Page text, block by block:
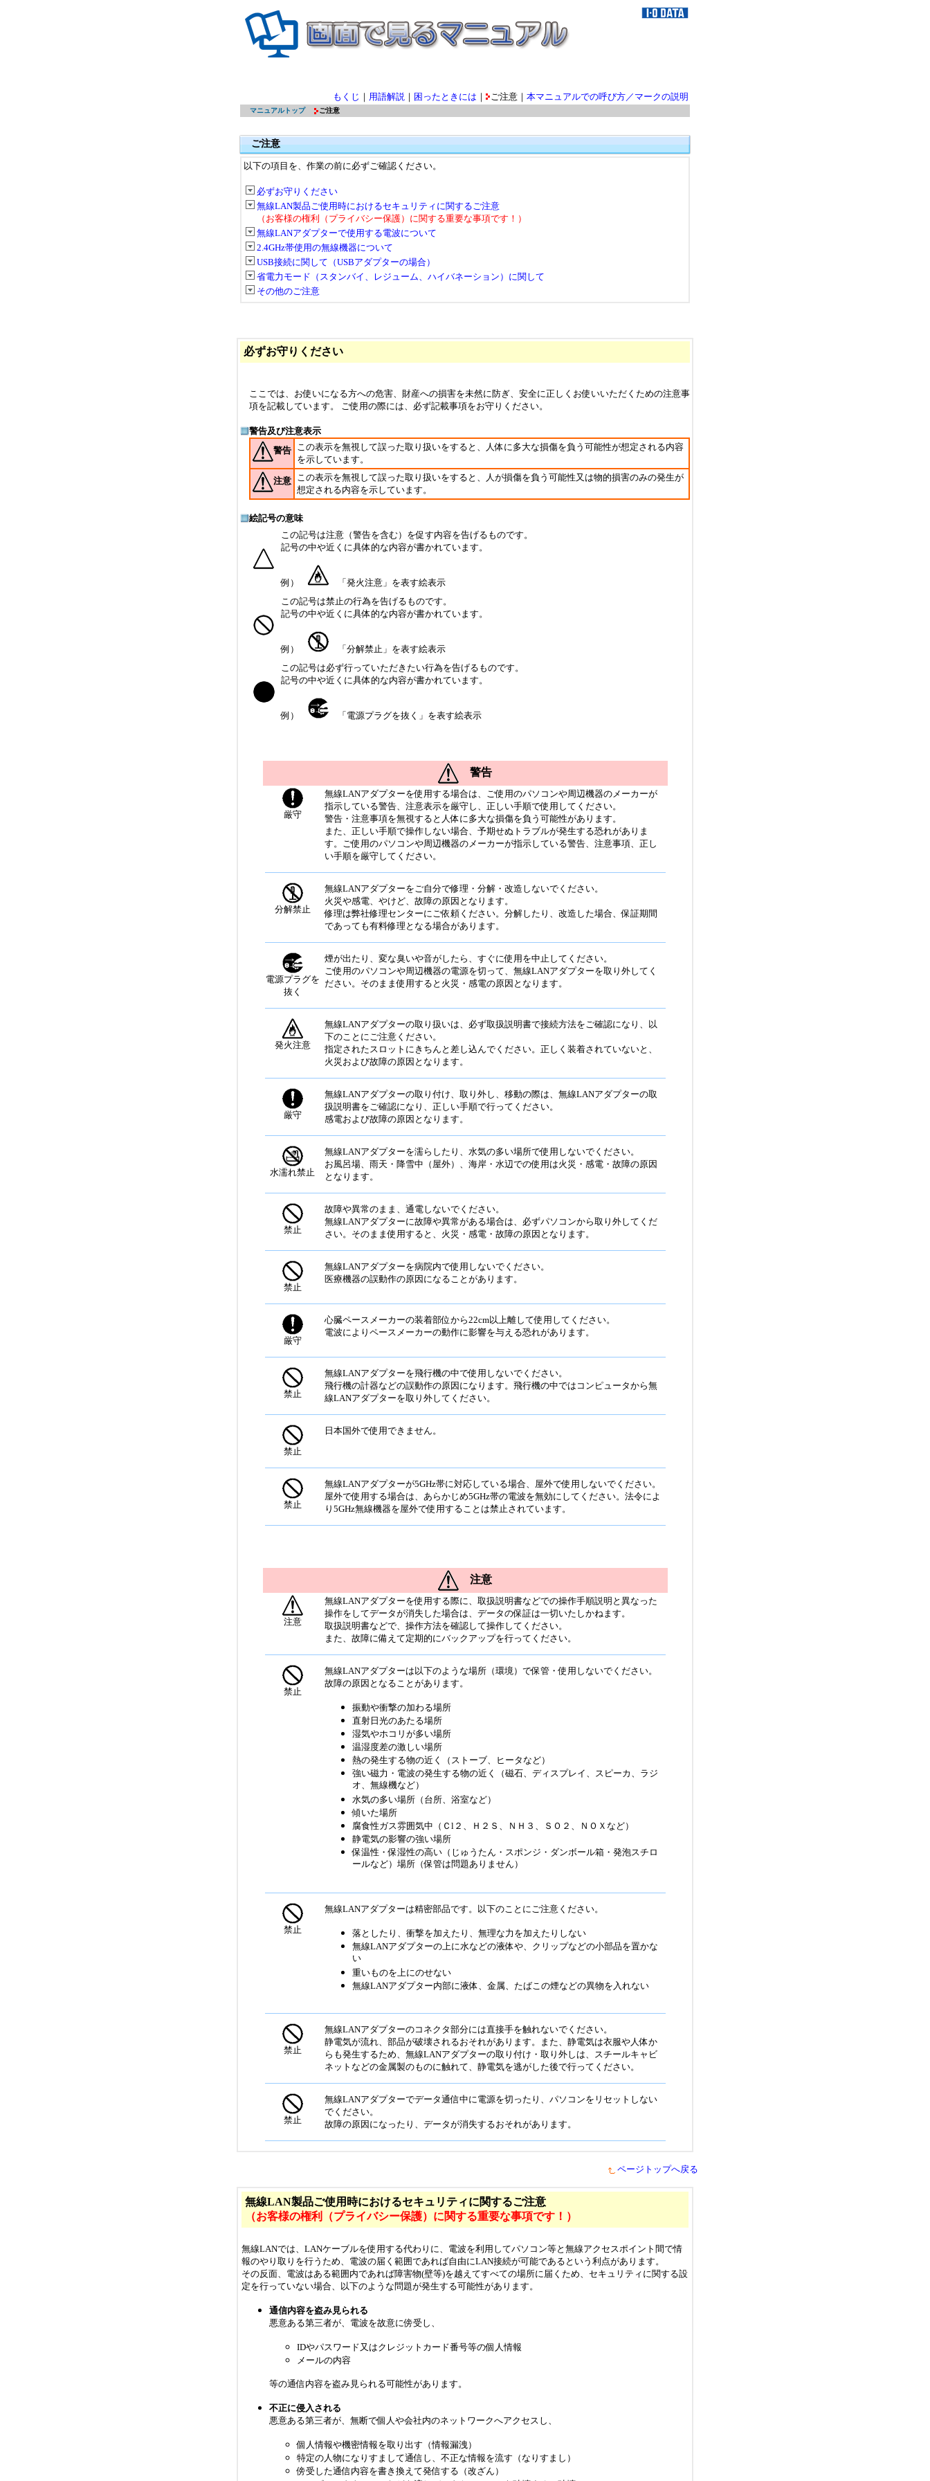
もくじ ｜ 用語解説 ｜ 困ったときには ｜ ご注意｜ 本マニュアルでの呼び方／マークの説明
マニュアルトップ ご注意
ご注意
以下の項目を、作業の前に必ずご確認ください。
必ずお守りください
無線LAN製品ご使用時におけるセキュリティに関するご注意
（お客様の権利（プライバシー保護）に関する重要な事項です！）
無線LANアダプターで使用する電波について
2.4GHz帯使用の無線機器について
USB接続に関して（USBアダプターの場合）
省電力モード（スタンバイ、レジューム、ハイバネーション）に関して
その他のご注意
必ずお守りください
ここでは、お使いになる方への危害、財産への損害を未然に防ぎ、安全に正しくお使いいただくための注意事
項を記載しています。 ご使用の際には、必ず記載事項をお守りください。
警告及び注意表示
警告 この表示を無視して誤った取り扱いをすると、人体に多大な損傷を負う可能性が想定される内容
を示しています。
注意 この表示を無視して誤った取り扱いをすると、人が損傷を負う可能性又は物的損害のみの発生が
想定される内容を示しています。
絵記号の意味
この記号は注意（警告を含む）を促す内容を告げるものです。
記号の中や近くに具体的な内容が書かれています。
例）
「発火注意」を表す絵表示
この記号は禁止の行為を告げるものです。
記号の中や近くに具体的な内容が書かれています。
例）
「分解禁止」を表す絵表示
この記号は必ず行っていただきたい行為を告げるものです。
記号の中や近くに具体的な内容が書かれています。
例） 「電源プラグを抜く」を表す絵表示
警告
厳守
無線LANアダプターを使用する場合は、ご使用のパソコンや周辺機器のメーカーが
指示している警告、注意表示を厳守し、正しい手順で使用してください。
警告・注意事項を無視すると人体に多大な損傷を負う可能性があります。
また、正しい手順で操作しない場合、予期せぬトラブルが発生する恐れがありま
す。ご使用のパソコンや周辺機器のメーカーが指示している警告、注意事項、正し
い手順を厳守してください。
分解禁止
無線LANアダプターをご自分で修理・分解・改造しないでください。
火災や感電、やけど、故障の原因となります。
修理は弊社修理センターにご依頼ください。分解したり、改造した場合、保証期間
であっても有料修理となる場合があります。
電源プラグを
抜く
煙が出たり、変な臭いや音がしたら、すぐに使用を中止してください。
ご使用のパソコンや周辺機器の電源を切って、無線LANアダプターを取り外してく
ださい。そのまま使用すると火災・感電の原因となります。
発火注意
無線LANアダプターの取り扱いは、必ず取扱説明書で接続方法をご確認になり、以
下のことにご注意ください。
指定されたスロットにきちんと差し込んでください。正しく装着されていないと、
火災および故障の原因となります。
厳守
無線LANアダプターの取り付け、取り外し、移動の際は、無線LANアダプターの取
扱説明書をご確認になり、正しい手順で行ってください。
感電および故障の原因となります。
水濡れ禁止
無線LANアダプターを濡らしたり、水気の多い場所で使用しないでください。
お風呂場、雨天・降雪中（屋外）、海岸・水辺での使用は火災・感電・故障の原因
となります。
禁止
故障や異常のまま、通電しないでください。
無線LANアダプターに故障や異常がある場合は、必ずパソコンから取り外してくだ
さい。そのまま使用すると、火災・感電・故障の原因となります。
禁止
無線LANアダプターを病院内で使用しないでください。
医療機器の誤動作の原因になることがあります。
厳守
心臓ペースメーカーの装着部位から22cm以上離して使用してください。
電波によりペースメーカーの動作に影響を与える恐れがあります。
禁止
無線LANアダプターを飛行機の中で使用しないでください。
飛行機の計器などの誤動作の原因になります。飛行機の中ではコンピュータから無
線LANアダプターを取り外してください。
禁止
日本国外で使用できません。
禁止
無線LANアダプターが5GHz帯に対応している場合、屋外で使用しないでください。
屋外で使用する場合は、あらかじめ5GHz帯の電波を無効にしてください。法令によ
り5GHz無線機器を屋外で使用することは禁止されています。
注意
注意
無線LANアダプターを使用する際に、取扱説明書などでの操作手順説明と異なった
操作をしてデータが消失した場合は、データの保証は一切いたしかねます。
取扱説明書などで、操作方法を確認して操作してください。
また、故障に備えて定期的にバックアップを行ってください。
禁止
無線LANアダプターは以下のような場所（環境）で保管・使用しないでください。
故障の原因となることがあります。
振動や衝撃の加わる場所
直射日光のあたる場所
湿気やホコリが多い場所
温湿度差の激しい場所
熱の発生する物の近く（ストーブ、ヒータなど）
強い磁力・電波の発生する物の近く（磁石、ディスプレイ、スピーカ、ラジ
オ、無線機など）
水気の多い場所（台所、浴室など）
傾いた場所
腐食性ガス雰囲気中（Ｃl２、Ｈ２Ｓ、ＮＨ３、ＳＯ２、ＮＯＸなど）
静電気の影響の強い場所
保温性・保湿性の高い（じゅうたん・スポンジ・ダンボール箱・発泡スチロ
ールなど）場所（保管は問題ありません）
禁止
無線LANアダプターは精密部品です。以下のことにご注意ください。
落としたり、衝撃を加えたり、無理な力を加えたりしない
無線LANアダプターの上に水などの液体や、クリップなどの小部品を置かな
い
重いものを上にのせない
無線LANアダプター内部に液体、金属、たばこの煙などの異物を入れない
禁止
無線LANアダプターのコネクタ部分には直接手を触れないでください。
静電気が流れ、部品が破壊されるおそれがあります。また、静電気は衣服や人体か
らも発生するため、無線LANアダプターの取り付け・取り外しは、スチールキャビ
ネットなどの金属製のものに触れて、静電気を逃がした後で行ってください。
禁止
無線LANアダプターでデータ通信中に電源を切ったり、パソコンをリセットしない
でください。
故障の原因になったり、データが消失するおそれがあります。
ページトップへ戻る
無線LAN製品ご使用時におけるセキュリティに関するご注意
（お客様の権利（プライバシー保護）に関する重要な事項です！）
無線LANでは、LANケーブルを使用する代わりに、電波を利用してパソコン等と無線アクセスポイント間で情
報のやり取りを行うため、電波の届く範囲であれば自由にLAN接続が可能であるという利点があります。
その反面、電波はある範囲内であれば障害物(壁等)を越えてすべての場所に届くため、セキュリティに関する設
定を行っていない場合、以下のような問題が発生する可能性があります。
通信内容を盗み見られる
悪意ある第三者が、電波を故意に傍受し、
IDやパスワード又はクレジットカード番号等の個人情報
メールの内容
等の通信内容を盗み見られる可能性があります。
不正に侵入される
悪意ある第三者が、無断で個人や会社内のネットワークへアクセスし、
個人情報や機密情報を取り出す（情報漏洩）
特定の人物になりすまして通信し、不正な情報を流す（なりすまし）
傍受した通信内容を書き換えて発信する（改ざん）